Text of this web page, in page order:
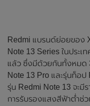
Redmi แบรนด์ย่อยของ
Note 13 Series ในประเ
แล้ว ซึ่งมีด้วยกันทั้งหมด
Note 13 Pro และรุ่นท็อป
รุ่น Redmi Note 13 จะ
การรับรองแสงสีฟ้าต่ำช่